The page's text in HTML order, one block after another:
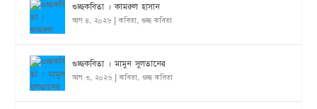
গুচ্ছকবিতা । কামরুল হাসান
আগ ৪, ২০২৬ |কবিতা,গুচ্ছ কবিতা
গুচ্ছকবিতা । মামুন সুলতানের
আগ ৩, ২০২৬ |কবিতা,গুচ্ছ কবিতা